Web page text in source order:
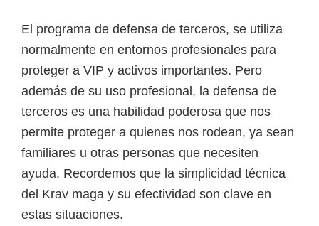
El programa de defensa de terceros, se utiliza
normalmente en entornos profesionales para
proteger a VIP y activos importantes. Pero
además de su uso profesional, la defensa de
terceros es una habilidad poderosa que nos
permite proteger a quienes nos rodean, ya sean
familiares u otras personas que necesiten
ayuda. Recordemos que la simplicidad técnica
del Krav maga y su efectividad son clave en
estas situaciones.